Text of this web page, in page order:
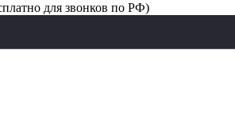
для звонков по РФ)